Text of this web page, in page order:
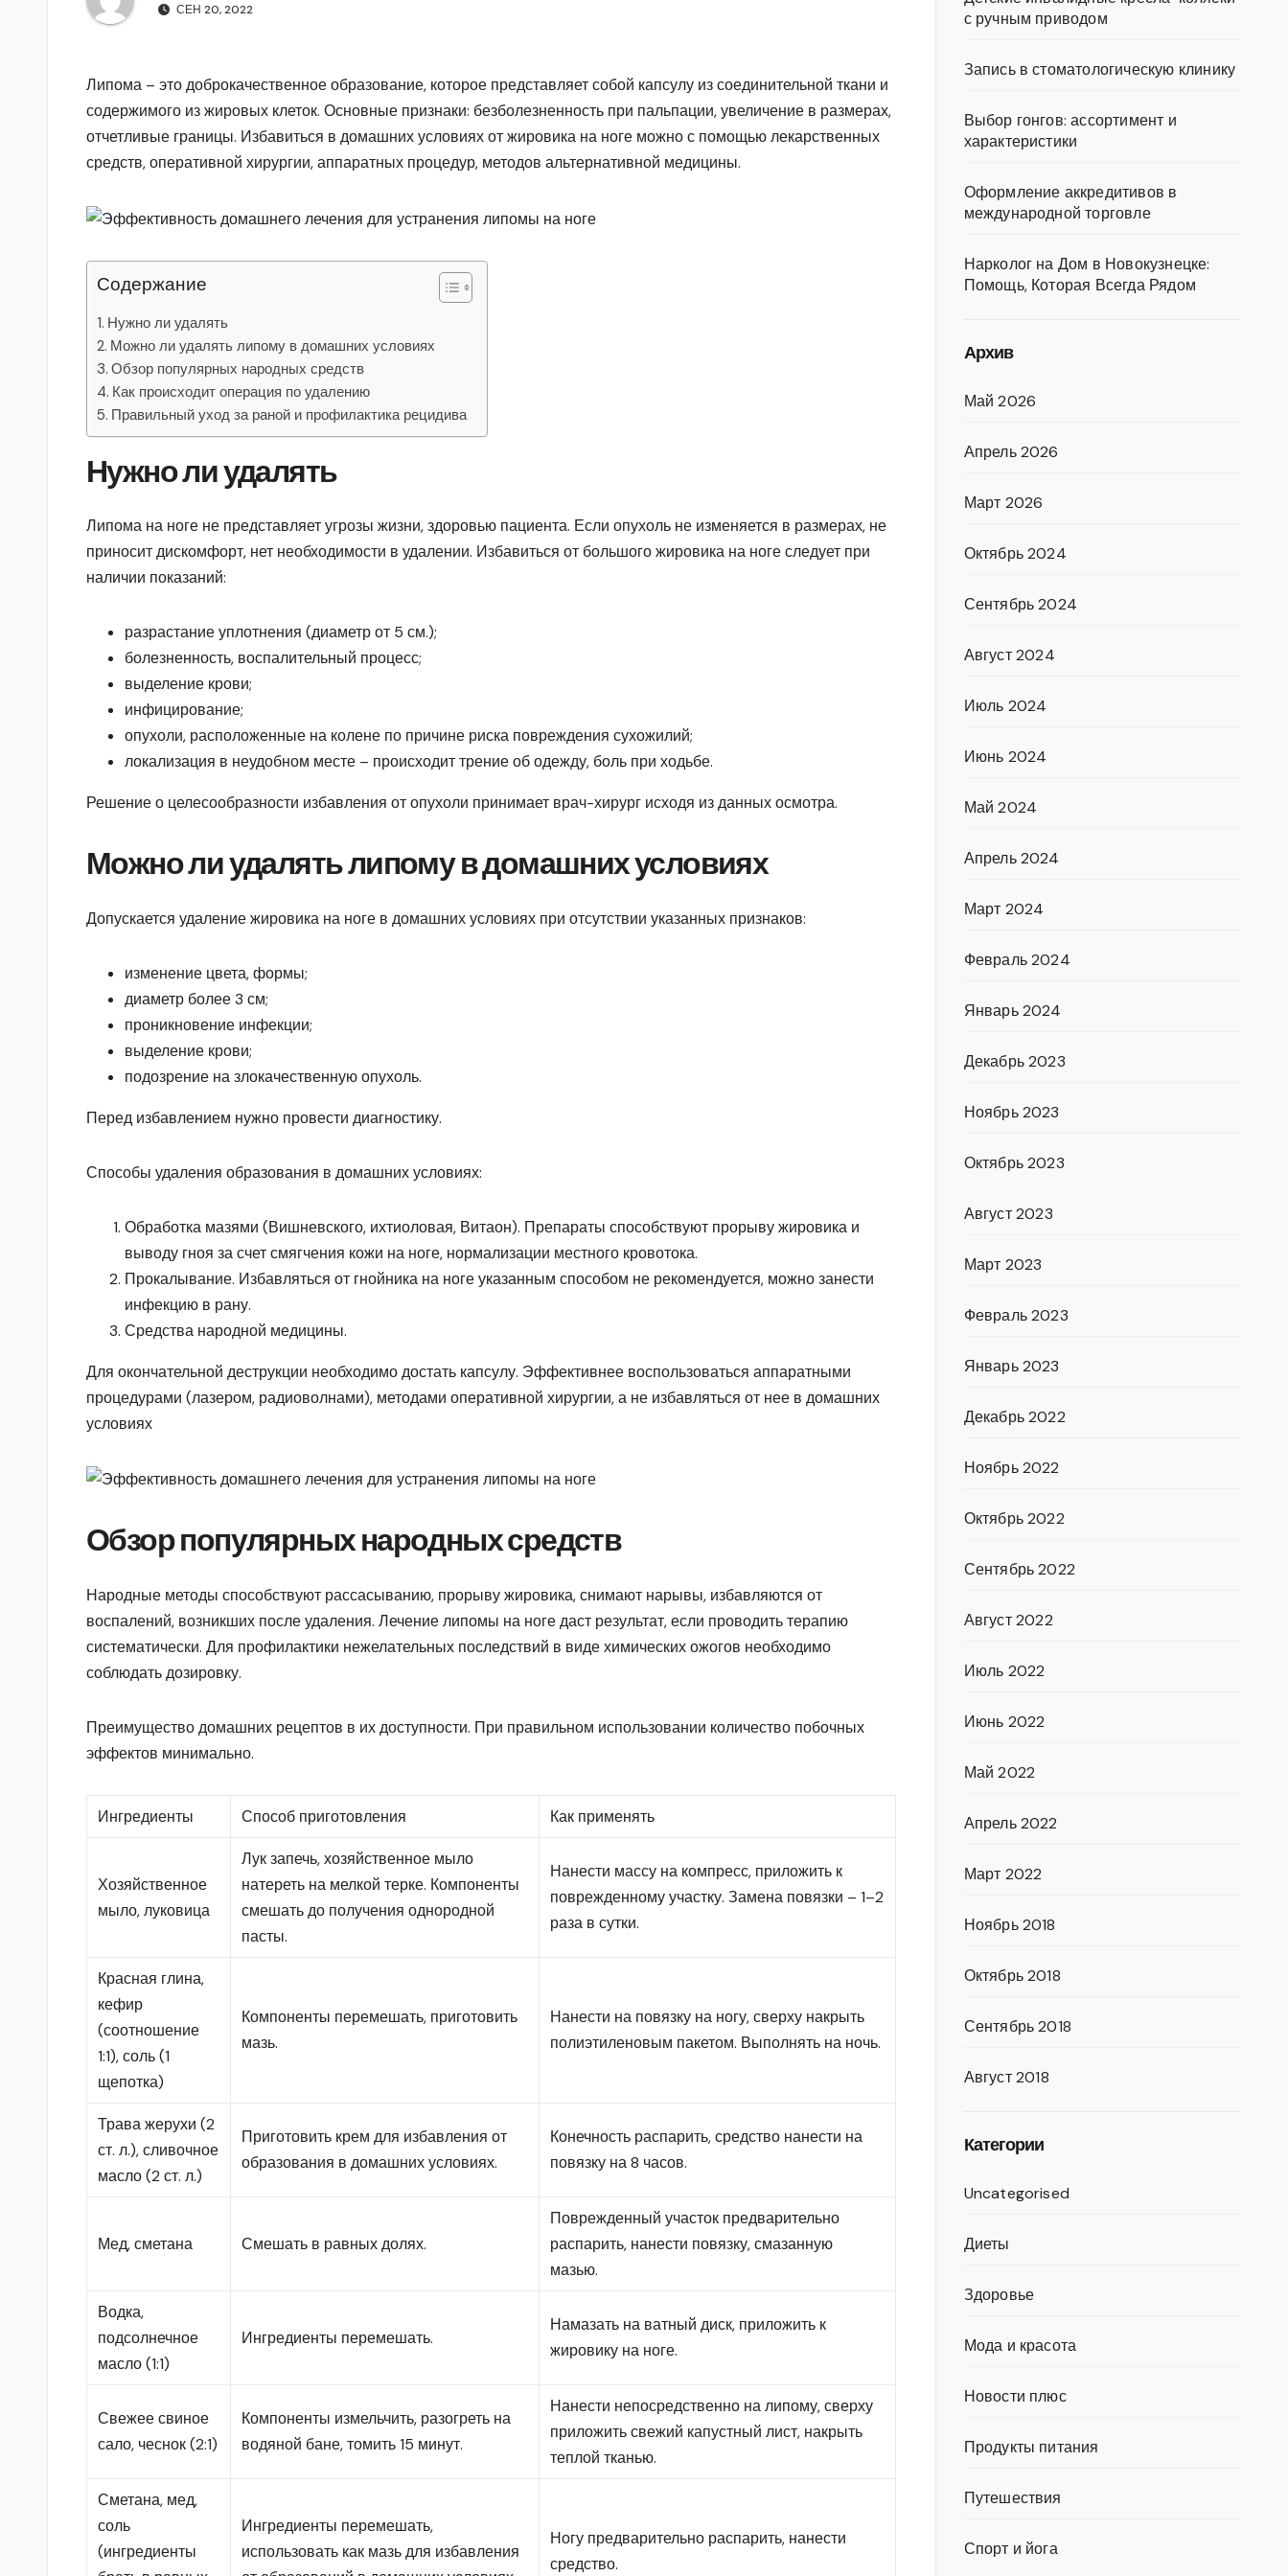
СЕН 20, 2022
Липома – это доброкачественное образование, которое представляет собой капсулу из соединительной ткани и
содержимого из жировых клеток. Основные признаки: безболезненность при пальпации, увеличение в размерах,
отчетливые границы. Избавиться в домашних условиях от жировика на ноге можно с помощью лекарственных
средств, оперативной хирургии, аппаратных процедур, методов альтернативной медицины.
Содержание
Нужно ли удалять
Можно ли удалять липому в домашних условиях
Обзор популярных народных средств
Как происходит операция по удалению
Правильный уход за раной и профилактика рецидива
Нужно ли удалять
Липома на ноге не представляет угрозы жизни, здоровью пациента. Если опухоль не изменяется в размерах, не
приносит дискомфорт, нет необходимости в удалении. Избавиться от большого жировика на ноге следует при
наличии показаний:
разрастание уплотнения (диаметр от 5 см.);
болезненность, воспалительный процесс;
выделение крови;
инфицирование;
опухоли, расположенные на колене по причине риска повреждения сухожилий;
локализация в неудобном месте – происходит трение об одежду, боль при ходьбе.
Решение о целесообразности избавления от опухоли принимает врач-хирург исходя из данных осмотра.
Можно ли удалять липому в домашних условиях
Допускается удаление жировика на ноге в домашних условиях при отсутствии указанных признаков:
изменение цвета, формы;
диаметр более 3 см;
проникновение инфекции;
выделение крови;
подозрение на злокачественную опухоль.
Перед избавлением нужно провести диагностику.
Способы удаления образования в домашних условиях:
Обработка мазями (Вишневского, ихтиоловая, Витаон). Препараты способствуют прорыву жировика и
выводу гноя за счет смягчения кожи на ноге, нормализации местного кровотока.
Прокалывание. Избавляться от гнойника на ноге указанным способом не рекомендуется, можно занести
инфекцию в рану.
Средства народной медицины.
Для окончательной деструкции необходимо достать капсулу. Эффективнее воспользоваться аппаратными
процедурами (лазером, радиоволнами), методами оперативной хирургии, а не избавляться от нее в домашних
условиях
Обзор популярных народных средств
Народные методы способствуют рассасыванию, прорыву жировика, снимают нарывы, избавляются от
воспалений, возникших после удаления. Лечение липомы на ноге даст результат, если проводить терапию
систематически. Для профилактики нежелательных последствий в виде химических ожогов необходимо
соблюдать дозировку.
Преимущество домашних рецептов в их доступности. При правильном использовании количество побочных
эффектов минимально.
Ингредиенты Способ приготовления Как применять
Хозяйственное
мыло, луковица
Лук запечь, хозяйственное мыло
натереть на мелкой терке. Компоненты
смешать до получения однородной
пасты.
Нанести массу на компресс, приложить к
поврежденному участку. Замена повязки – 1–2
раза в сутки.
Красная глина,
кефир
(соотношение
1:1), соль (1
щепотка)
Компоненты перемешать, приготовить
мазь.
Нанести на повязку на ногу, сверху накрыть
полиэтиленовым пакетом. Выполнять на ночь.
Трава жерухи (2
ст. л.), сливочное
масло (2 ст. л.)
Приготовить крем для избавления от
образования в домашних условиях.
Конечность распарить, средство нанести на
повязку на 8 часов.
Мед, сметана Смешать в равных долях.
Поврежденный участок предварительно
распарить, нанести повязку, смазанную
мазью.
Водка,
подсолнечное
масло (1:1)
Ингредиенты перемешать.
Намазать на ватный диск, приложить к
жировику на ноге.
Свежее свиное
сало, чеснок (2:1)
Компоненты измельчить, разогреть на
водяной бане, томить 15 минут.
Нанести непосредственно на липому, сверху
приложить свежий капустный лист, накрыть
теплой тканью.
Сметана, мед,
соль
(ингредиенты
Ингредиенты перемешать,
использовать как мазь для избавления
Ногу предварительно распарить, нанести
средство.
с ручным приводом
Запись в стоматологическую клинику
Выбор гонгов: ассортимент и
характеристики
Оформление аккредитивов в
международной торговле
Нарколог на Дом в Новокузнецке:
Помощь, Которая Всегда Рядом
Архив
Май 2026
Апрель 2026
Март 2026
Октябрь 2024
Сентябрь 2024
Август 2024
Июль 2024
Июнь 2024
Май 2024
Апрель 2024
Март 2024
Февраль 2024
Январь 2024
Декабрь 2023
Ноябрь 2023
Октябрь 2023
Август 2023
Март 2023
Февраль 2023
Январь 2023
Декабрь 2022
Ноябрь 2022
Октябрь 2022
Сентябрь 2022
Август 2022
Июль 2022
Июнь 2022
Май 2022
Апрель 2022
Март 2022
Ноябрь 2018
Октябрь 2018
Сентябрь 2018
Август 2018
Категории
Uncategorised
Диеты
Здоровье
Мода и красота
Новости плюс
Продукты питания
Путешествия
Спорт и йога